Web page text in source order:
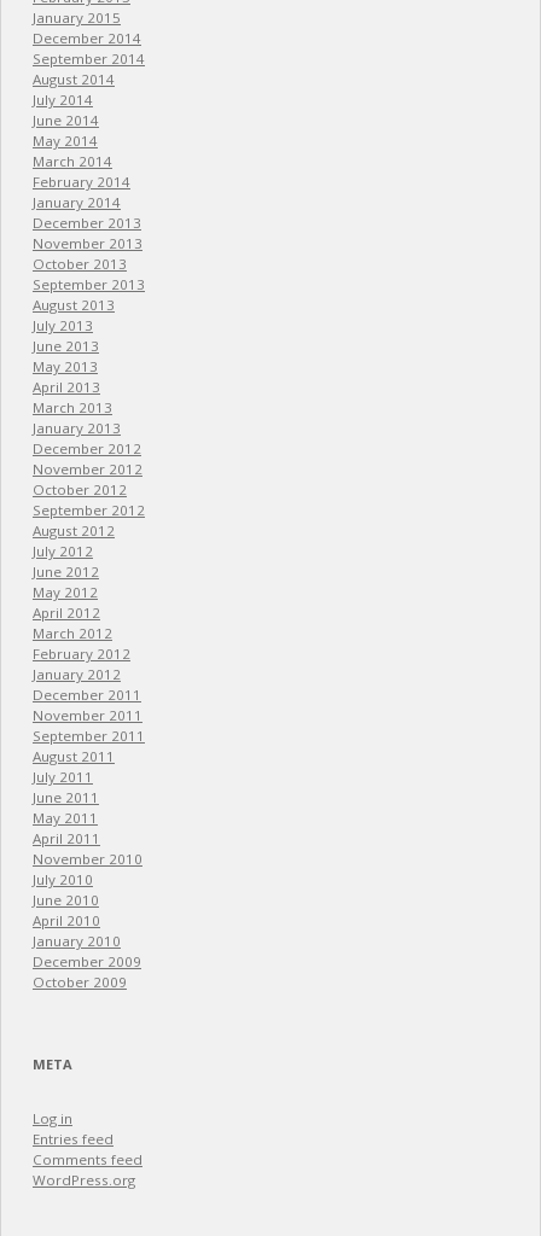
January 2015
December 2014
September 2014
August 2014
July 2014
June 2014
May 2014
March 2014
February 2014
January 2014
December 2013
November 2013
October 2013
September 2013
August 2013
July 2013
June 2013
May 2013
April 2013
March 2013
January 2013
December 2012
November 2012
October 2012
September 2012
August 2012
July 2012
June 2012
May 2012
April 2012
March 2012
February 2012
January 2012
December 2011
November 2011
September 2011
August 2011
July 2011
June 2011
May 2011
April 2011
November 2010
July 2010
June 2010
April 2010
January 2010
December 2009
October 2009
META
Log in
Entries feed
Comments feed
WordPress.org